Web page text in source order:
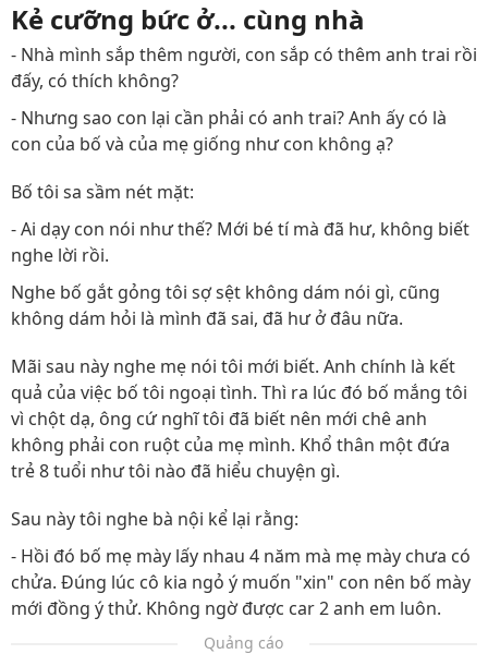
Kẻ cưỡng bức ở... cùng nhà
- Nhà mình sắp thêm người, con sắp có thêm anh trai rồi
đấy, có thích không?
- Nhưng sao con lại cần phải có anh trai? Anh ấy có là
con của bố và của mẹ giống như con không ạ?
Bố tôi sa sầm nét mặt:
- Ai dạy con nói như thế? Mới bé tí mà đã hư, không biết
nghe lời rồi.
Nghe bố gắt gỏng tôi sợ sệt không dám nói gì, cũng
không dám hỏi là mình đã sai, đã hư ở đâu nữa.
Mãi sau này nghe mẹ nói tôi mới biết. Anh chính là kết
quả của việc bố tôi ngoại tình. Thì ra lúc đó bố mắng tôi
vì chột dạ, ông cứ nghĩ tôi đã biết nên mới chê anh
không phải con ruột của mẹ mình. Khổ thân một đứa
trẻ 8 tuổi như tôi nào đã hiểu chuyện gì.
Sau này tôi nghe bà nội kể lại rằng:
- Hồi đó bố mẹ mày lấy nhau 4 năm mà mẹ mày chưa có
chửa. Đúng lúc cô kia ngỏ ý muốn "xin" con nên bố mày
mới đồng ý thử. Không ngờ được car 2 anh em luôn.
Quảng cáo